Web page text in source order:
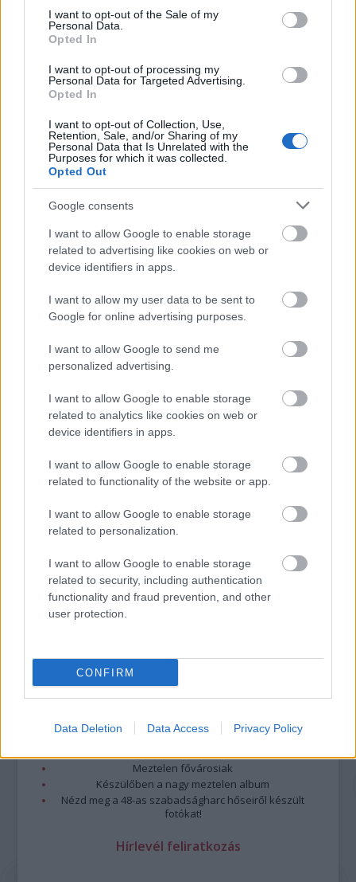
consent section.
I want to opt-out of the Sale of my
Personal Data.
Opted In
I want to opt-out of processing my
Personal Data for Targeted Advertising.
Opted In
I want to opt-out of Collection, Use,
Retention, Sale, and/or Sharing of my
Personal Data that Is Unrelated with the
Purposes for which it was collected.
Opted Out
Google consents
I want to allow Google to enable storage
related to advertising like cookies on web or
device identifiers in apps.
I want to allow my user data to be sent to
Google for online advertising purposes.
I want to allow Google to send me
personalized advertising.
I want to allow Google to enable storage
related to analytics like cookies on web or
device identifiers in apps.
I want to allow Google to enable storage
related to functionality of the website or app.
I want to allow Google to enable storage
related to personalization.
I want to allow Google to enable storage
related to security, including authentication
functionality and fraud prevention, and other
user protection.
CONFIRM
Data Deletion Data Access Privacy Policy
MAROSVÁSÁRHELYI VÁRBAN
TASTE OF TRANSYLVANIA 2026 – SZÉKELYFÖLD
ÉDESKESERŰ TURNÉ: ERDÉLYI KÖRÚTRA INDUL A
MAGYAR ÁLLAMI NÉPI EGYÜTTES
A bejegyzés trackback címe:
https://kulturpart.hu/api/trackback/id/7925144
Kommentek:
minősülnek, értük aszolgáltatás technikaiüzemeltetője semmilyen felelősséget
nem vállal, azokat nem ellenőrzi. Kifogás esetén forduljon a blog szerkesztőjéhez.
Megdöbbentő fotók a néptelen fővárosról
Top 10: ezek a legjobb szerelmes filmek
A 10 legütősebb drogos film
Meztelenség és anatómia
A forradalom egy holland fotós szemével
Meztelen fővárosiak
Készülőben a nagy meztelen album
Nézd meg a 48-as szabadságharc hőseiről készült
fotókat!
Hírlevél feliratkozás